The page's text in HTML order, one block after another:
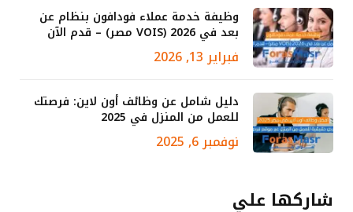
وظيفة خدمة عملاء فودافون بنظام عن
بعد في 2026 (VOIS مصر) – قدم الآن
فبراير 13, 2026
دليل شامل عن وظائف أون لاين: فرصتك
للعمل من المنزل في 2025
نوفمبر 6, 2025
شاركها علي